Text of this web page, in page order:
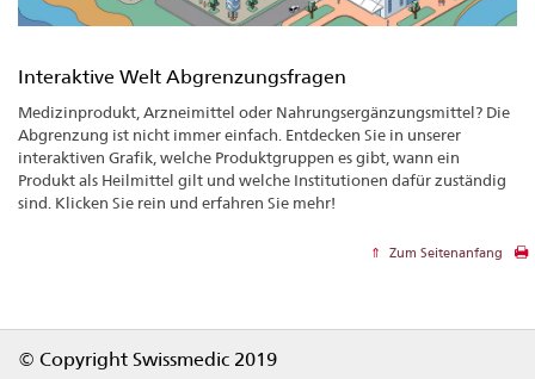
Interaktive Welt Abgrenzungsfragen
Medizinprodukt, Arzneimittel oder Nahrungsergänzungsmittel? Die
Abgrenzung ist nicht immer einfach. Entdecken Sie in unserer
interaktiven Grafik, welche Produktgruppen es gibt, wann ein
Produkt als Heilmittel gilt und welche Institutionen dafür zuständig
sind. Klicken Sie rein und erfahren Sie mehr!
Zum Seitenanfang
© Copyright Swissmedic 2019